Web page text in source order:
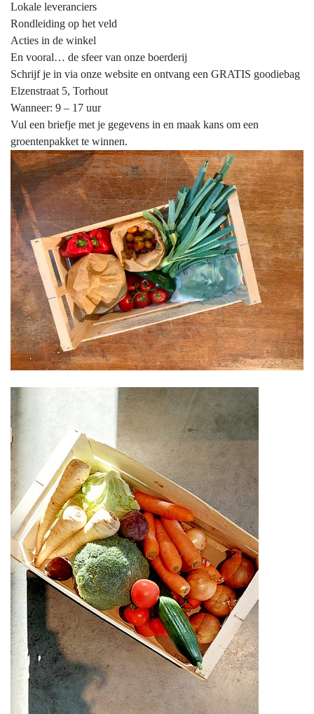
Lokale leveranciers
Rondleiding op het veld
Acties in de winkel
En vooral… de sfeer van onze boerderij
Schrijf je in via onze website en ontvang een GRATIS goodiebag
Elzenstraat 5, Torhout
Wanneer: 9 – 17 uur
Vul een briefje met je gegevens in en maak kans om een
groentenpakket te winnen.